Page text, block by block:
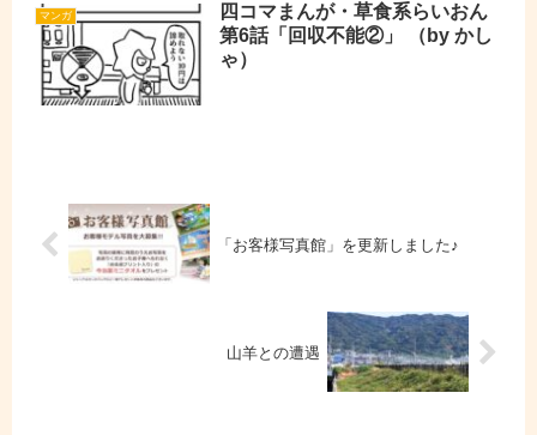
マンガ
四コマまんが・草食系らいおん
第6話「回収不能②」 （by かし
ゃ）
「お客様写真館」を更新しました♪
山羊との遭遇